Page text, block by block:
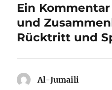
Ein
und
Rücktritt und
Al-Jumaili